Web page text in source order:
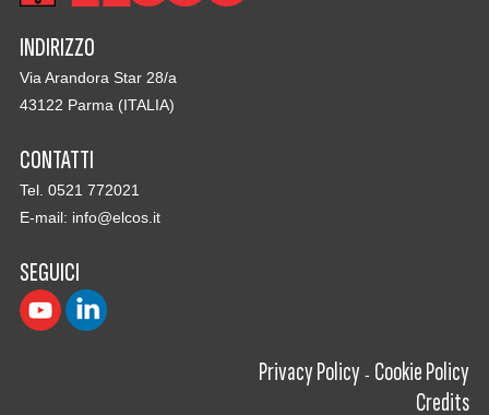
INDIRIZZO
Via Arandora Star 28/a
43122 Parma (ITALIA)
CONTATTI
Tel. 0521 772021
E-mail: info@elcos.it
SEGUICI
Privacy Policy - Cookie Policy
Credits